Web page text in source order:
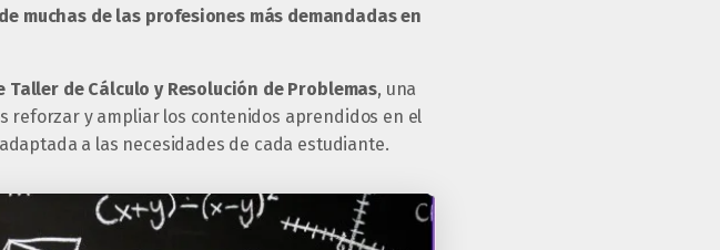
muchas de las profesiones más demandadas en
Taller de Cálculo y Resolución de Problemas, una
reforzar y ampliar los contenidos aprendidos en el
a las necesidades de cada estudiante.